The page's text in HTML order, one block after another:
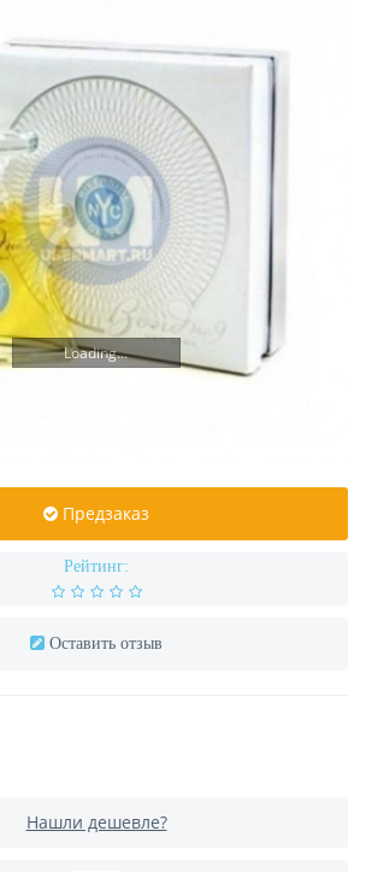
Loading...
Предзаказ
Рейтинг:
Оставить отзыв
Нашли дешевле?